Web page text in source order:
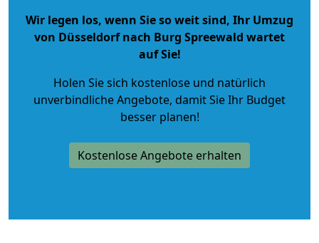
Wir legen los, wenn Sie so weit sind, Ihr Umzug
von Düsseldorf nach Burg Spreewald wartet
auf Sie!
Holen Sie sich kostenlose und natürlich
unverbindliche Angebote, damit Sie Ihr Budget
besser planen!
Kostenlose Angebote erhalten